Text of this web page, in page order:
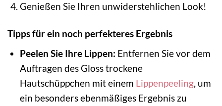
Genießen Sie Ihren unwiderstehlichen Look!
Tipps für ein noch perfekteres Ergebnis
Peelen Sie Ihre Lippen: Entfernen Sie vor dem
Auftragen des Gloss trockene
Hautschüppchen mit einem Lippenpeeling, um
ein besonders ebenmäßiges Ergebnis zu